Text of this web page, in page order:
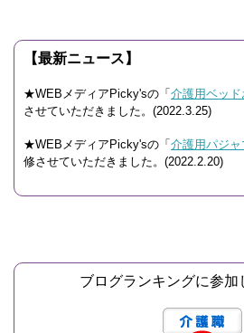
【最新ニュース】
★WEBメディアPicky'sの「 介護用ベッ
させていただきました。(2022.3.25)
★WEBメディアPicky'sの「 介護用パジ
修させていただきました。(2022.2.20)
ブログランキングに参加